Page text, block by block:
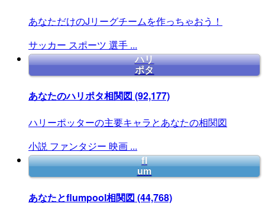
あなただけのJリーグチームを作っちゃおう！
サッカー スポーツ 選手 ...
ハリ
ポタ
あなたのハリポタ相関図 (92,177)
ハリーポッターの主要キャラとあなたの相関図
小説 ファンタジー 映画 ...
fl
um
あなたとflumpool相関図 (44,768)